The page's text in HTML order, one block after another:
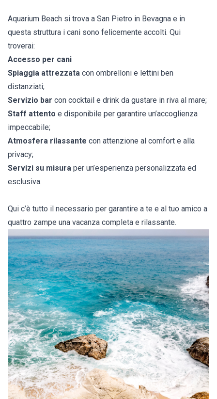
Aquarium Beach si trova a San Pietro in Bevagna e in
questa struttura i cani sono felicemente accolti. Qui
troverai:
Accesso per cani
Spiaggia attrezzata con ombrelloni e lettini ben
distanziati;
Servizio bar con cocktail e drink da gustare in riva al mare;
Staff attento e disponibile per garantire un’accoglienza
impeccabile;
Atmosfera rilassante con attenzione al comfort e alla
privacy;
Servizi su misura per un’esperienza personalizzata ed
esclusiva.
Qui c’è tutto il necessario per garantire a te e al tuo amico a
quattro zampe una vacanza completa e rilassante.